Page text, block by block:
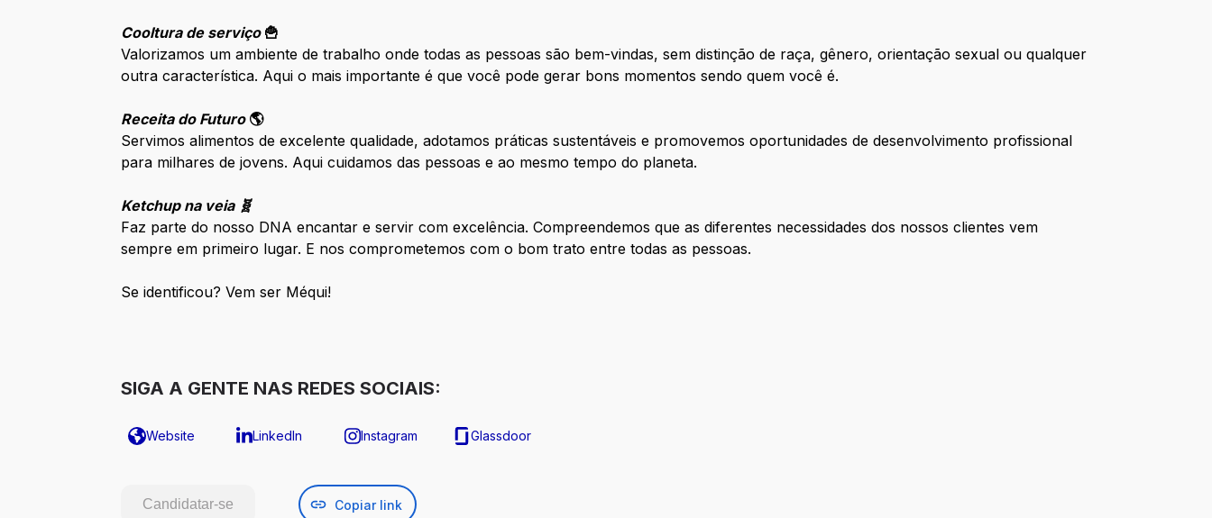
Cooltura de serviço 🍟
Valorizamos um ambiente de trabalho onde todas as pessoas são bem-vindas, sem distinção de raça, gênero, orientação sexual ou qualquer
outra característica. Aqui o mais importante é que você pode gerar bons momentos sendo quem você é.
Receita do Futuro 🌎
Servimos alimentos de excelente qualidade, adotamos práticas sustentáveis e promovemos oportunidades de desenvolvimento profissional
para milhares de jovens. Aqui cuidamos das pessoas e ao mesmo tempo do planeta.
Ketchup na veia 🧬
Faz parte do nosso DNA encantar e servir com excelência. Compreendemos que as diferentes necessidades dos nossos clientes vem
sempre em primeiro lugar. E nos comprometemos com o bom trato entre todas as pessoas.
Se identificou? Vem ser Méqui!
SIGA A GENTE NAS REDES SOCIAIS:
Website LinkedIn Instagram Glassdoor
Candidatar-se Copiar link